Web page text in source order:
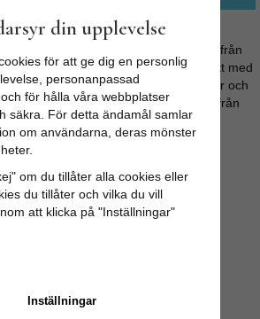
klassisk retroinspirerad solklänning från
Denna klänning har ett klassisk siluett med
Vackert mönstrat tyg med apesiner och
Spagettiband i axlarna och fållad från
elastane
bla apelsiner blommor och bär
på 30°
din upplevelse
för att ge dig en personlig
personanpassad
för hålla våra webbplatser
säkra. För detta ändamål samlar
om användarna, deras mönster
om du tillåter alla cookies eller
du tillåter och vilka du vill
att klicka på "Inställningar"
Inställningar